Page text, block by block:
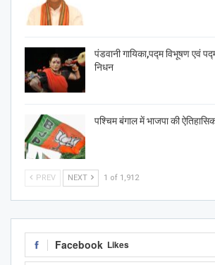
पंडवानी गायिका,पद्म विभूषण एवं
निधन
पश्चिम बंगाल में भाजपा की
PREV NEXT 1 of 1,912
Facebook Likes